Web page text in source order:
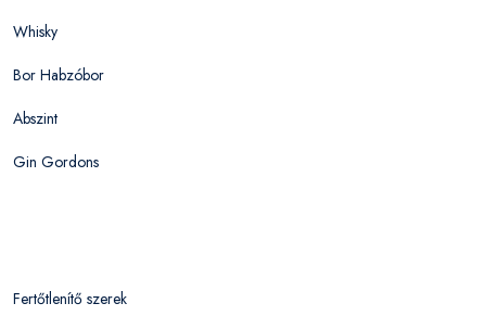
Whisky
Bor Habzóbor
Abszint
Gin Gordons
Fertőtlenítő szerek